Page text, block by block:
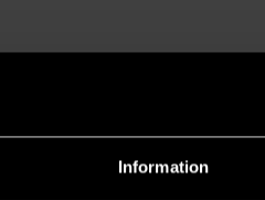
Information